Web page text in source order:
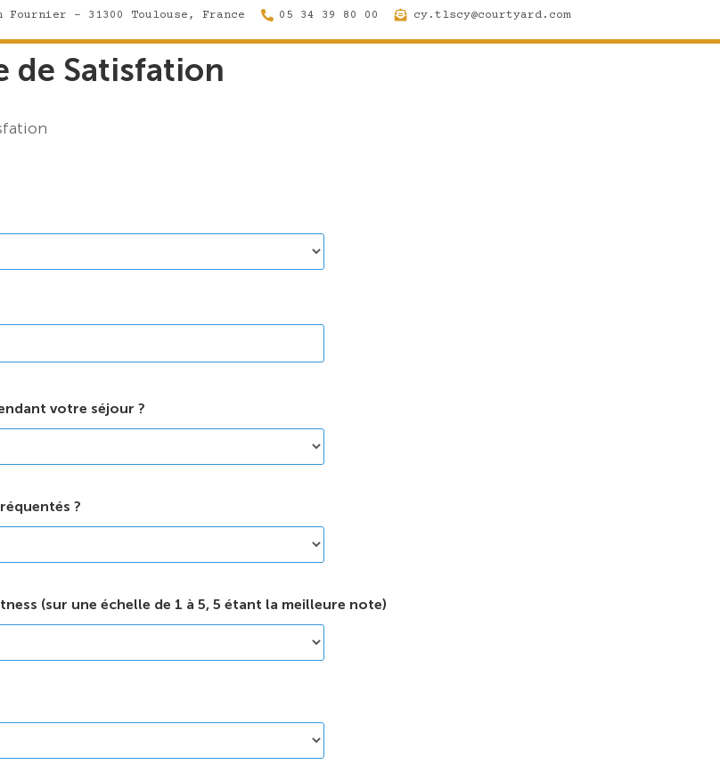
Fournier - 31300 Toulouse, France 05 34 39 80 00 cy.tlscy@courtyard.com
de Satisfation
votre séjour ?
?
(sur une échelle de 1 à 5, 5 étant la meilleure note)